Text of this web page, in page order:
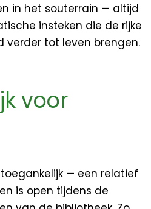
in het souterrain — altijd
insteken die de rijke
verder tot leven brengen.
voor
— een relatief
is open tijdens de